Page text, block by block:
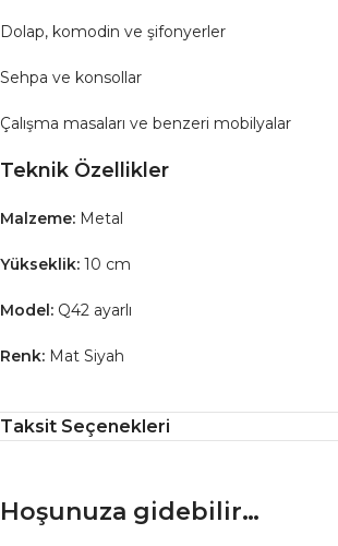
Dolap, komodin ve şifonyerler
Sehpa ve konsollar
Çalışma masaları ve benzeri mobilyalar
Teknik Özellikler
Malzeme: Metal
Yükseklik: 10 cm
Model: Q42 ayarlı
Renk: Mat Siyah
Taksit Seçenekleri
Hoşunuza gidebilir…